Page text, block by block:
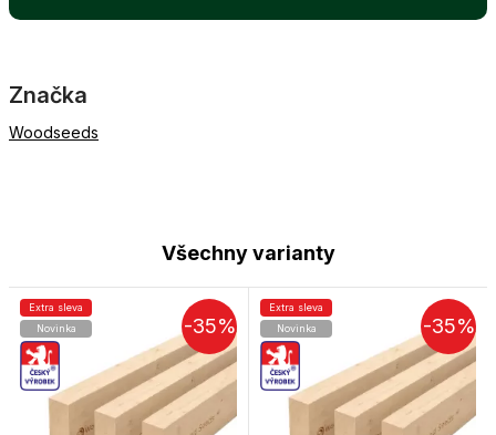
Značka
Woodseeds
Všechny varianty
-35%
Extra sleva
Novinka
-35%
Extra sleva
Novinka